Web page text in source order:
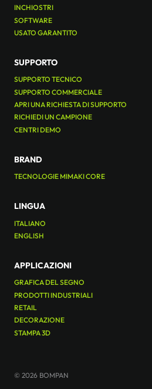
INCHIOSTRI
SOFTWARE
USATO GARANTITO
SUPPORTO
SUPPORTO TECNICO
SUPPORTO COMMERCIALE
APRI UNA RICHIESTA DI SUPPORTO
RICHIEDI UN CAMPIONE
CENTRI DEMO
BRAND
TECNOLOGIE MIMAKI CORE
LINGUA
ITALIANO
ENGLISH
APPLICAZIONI
GRAFICA DEL SEGNO
PRODOTTI INDUSTRIALI
RETAIL
DECORAZIONE
STAMPA 3D
© 2026 BOMPAN